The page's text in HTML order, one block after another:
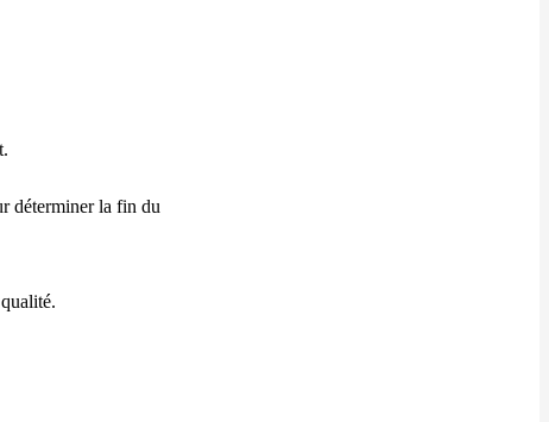
déterminer la fin du